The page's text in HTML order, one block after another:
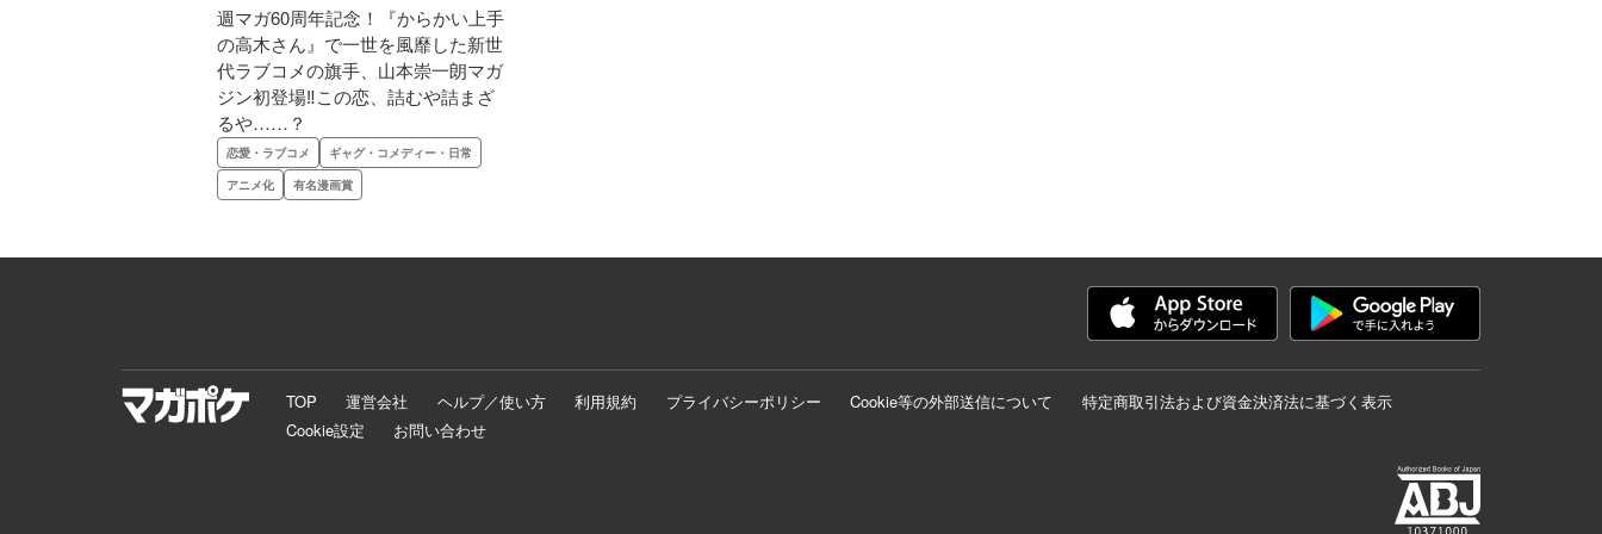
週マガ60周年記念！『からかい上手
の高木さん』で一世を風靡した新世
代ラブコメの旗手、山本崇一朗マガ
ジン初登場‼この恋、詰むや詰まざ
るや……？
恋愛・ラブコメ
ギャグ・コメディー・日常
アニメ化
有名漫画賞
TOP 運営会社 ヘルプ／使い方 利用規約 プライバシーポリシー Cookie等の外部送信について
特定商取引法および資金決済法に基づく表示
Cookie設定
お問い合わせ